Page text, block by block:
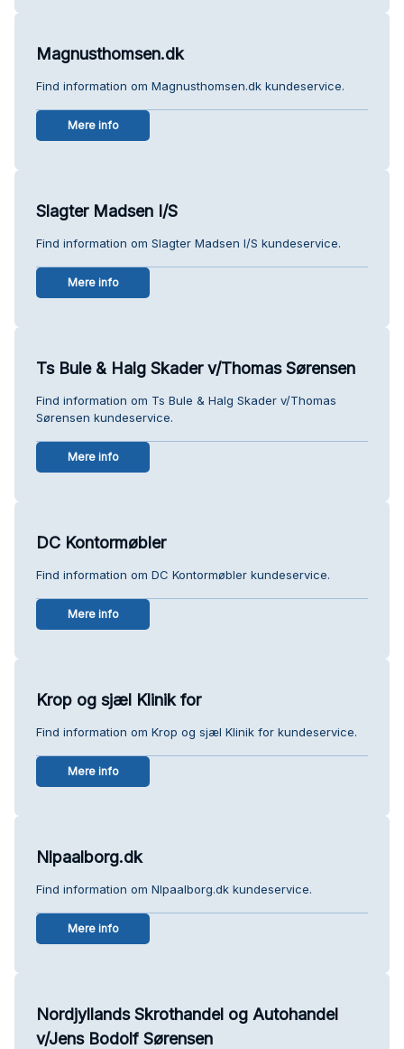
Magnusthomsen.dk
Find information om Magnusthomsen.dk kundeservice.
Mere info
Slagter Madsen I/S
Find information om Slagter Madsen I/S kundeservice.
Mere info
Ts Bule & Halg Skader v/Thomas Sørensen
Find information om Ts Bule & Halg Skader v/Thomas
Sørensen kundeservice.
Mere info
DC Kontormøbler
Find information om DC Kontormøbler kundeservice.
Mere info
Krop og sjæl Klinik for
Find information om Krop og sjæl Klinik for kundeservice.
Mere info
Nlpaalborg.dk
Find information om Nlpaalborg.dk kundeservice.
Mere info
Nordjyllands Skrothandel og Autohandel
v/Jens Bodolf Sørensen